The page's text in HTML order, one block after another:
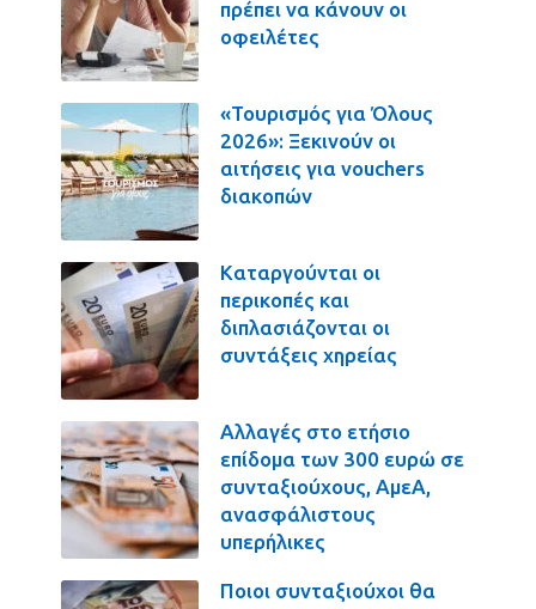
πρέπει να κάνουν οι
οφειλέτες
«Τουρισμός για Όλους
2026»: Ξεκινούν οι
αιτήσεις για vouchers
διακοπών
Καταργούνται οι
περικοπές και
διπλασιάζονται οι
συντάξεις χηρείας
Αλλαγές στο ετήσιο
επίδομα των 300 ευρώ σε
συνταξιούχους, ΑμεΑ,
ανασφάλιστους
υπερήλικες
Ποιοι συνταξιούχοι θα